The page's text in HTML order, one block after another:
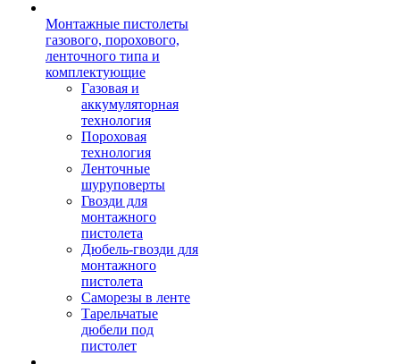
Монтажные пистолеты
газового, порохового,
ленточного типа и
комплектующие
Газовая и
аккумуляторная
технология
Пороховая
технология
Ленточные
шуруповерты
Гвозди для
монтажного
пистолета
Дюбель-гвозди для
монтажного
пистолета
Саморезы в ленте
Тарельчатые
дюбели под
пистолет